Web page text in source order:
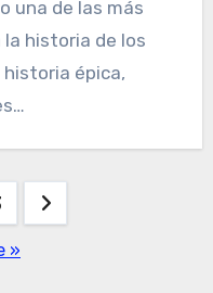
una de las más
historia de los
historia épica,
»